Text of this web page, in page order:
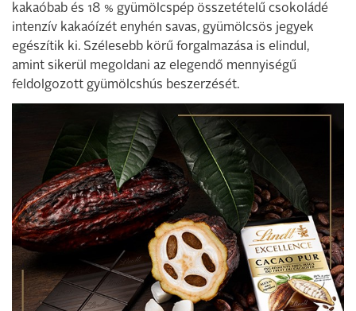
kakaóbab és 18 % gyümölcspép összetételű csokoládé
intenzív kakaóízét enyhén savas, gyümölcsös jegyek
egészítik ki. Szélesebb körű forgalmazása is elindul,
amint sikerül megoldani az elegendő mennyiségű
feldolgozott gyümölcshús beszerzését.